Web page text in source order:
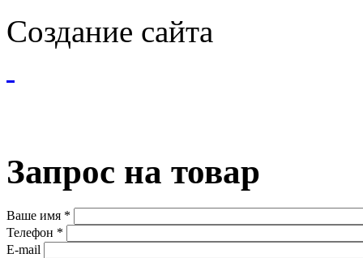
Создание сайта
Запрос на товар
Ваше имя *
Телефон *
E-mail